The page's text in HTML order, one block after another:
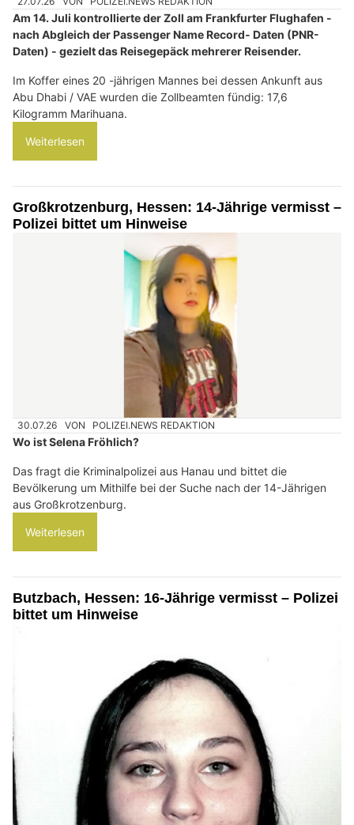
Am 14. Juli kontrollierte der Zoll am Frankfurter Flughafen -
nach Abgleich der Passenger Name Record- Daten (PNR-
Daten) - gezielt das Reisegepäck mehrerer Reisender.
Im Koffer eines 20 -jährigen Mannes bei dessen Ankunft aus
Abu Dhabi / VAE wurden die Zollbeamten fündig: 17,6
Kilogramm Marihuana.
Weiterlesen
Großkrotzenburg, Hessen: 14-Jährige vermisst –
Polizei bittet um Hinweise
30.07.26 VON POLIZEI.NEWS REDAKTION
Wo ist Selena Fröhlich?
Das fragt die Kriminalpolizei aus Hanau und bittet die
Bevölkerung um Mithilfe bei der Suche nach der 14-Jährigen
aus Großkrotzenburg.
Weiterlesen
Butzbach, Hessen: 16-Jährige vermisst – Polizei
bittet um Hinweise